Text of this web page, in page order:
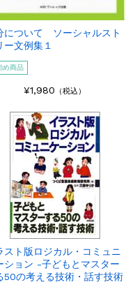
について ソーシャルスト
ー文例集１
め商品
¥1,980 （税込）
スト版ロジカル・コミュニ
ション -子どもとマスター
50の考える技術・話す技術